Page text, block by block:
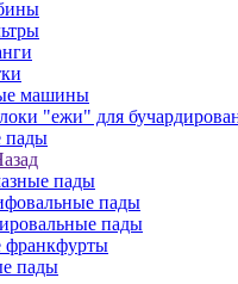
машины
"ежи" для
пады
пады
пады
пады
франкфурты
пады